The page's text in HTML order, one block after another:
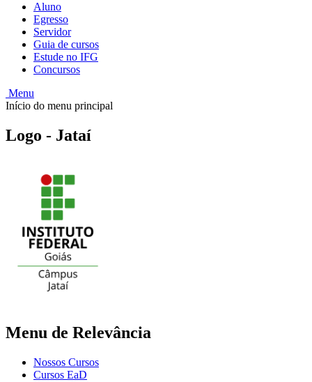
Aluno
Egresso
Servidor
Guia de cursos
Estude no IFG
Concursos
Menu
Início do menu principal
Logo - Jataí
Menu de Relevância
Nossos Cursos
Cursos EaD